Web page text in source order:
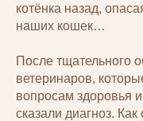
котёнка назад,
наших кошек…
После тщательного
ветеринаров,
вопросам здоровья
сказали диагноз.